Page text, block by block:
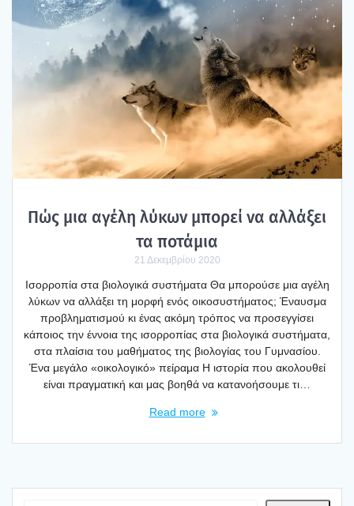
Πώς μια αγέ­λη λύκων μπο­ρεί να αλλά­ξει
τα ποτά­μια
21 Δεκεμβρίου 2020
Ισορ­ρο­πία στα βιο­λο­γι­κά συστή­μα­τα Θα μπο­ρού­σε μια αγέ­λη
λύκων να αλλά­ξει τη μορ­φή ενός οικο­συ­στή­μα­τος; Έναυ­σμα
προ­βλη­μα­τι­σμού κι ένας ακό­μη τρό­πος να προ­σεγ­γί­σει
κάποιος την έννοια της ισορ­ρο­πί­ας στα βιο­λο­γι­κά συστή­μα­τα,
στα πλαί­σια του μαθή­μα­τος της βιο­λο­γί­ας του Γυμνα­σί­ου.
Ένα μεγά­λο «οικο­λο­γι­κό» πεί­ρα­μα H ιστο­ρία που ακο­λου­θεί
είναι πραγ­μα­τι­κή και μας βοη­θά να κατα­νο­ή­σου­με τι…
Read more